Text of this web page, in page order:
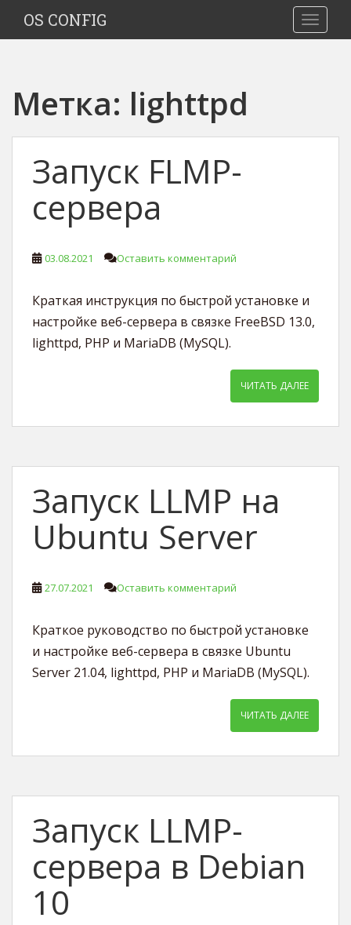
i
OS CONFIG
Метка: lighttpd
Запуск FLMP-
сервера
03.08.2021 Оставить комментарий
Краткая инструкция по быстрой установке и
настройке веб-сервера в связке FreeBSD 13.0,
lighttpd, PHP и MariaDB (MySQL).
ЧИТАТЬ ДАЛЕЕ
Запуск LLMP на
Ubuntu Server
27.07.2021 Оставить комментарий
Краткое руководство по быстрой установке
и настройке веб-сервера в связке Ubuntu
Server 21.04, lighttpd, PHP и MariaDB (MySQL).
ЧИТАТЬ ДАЛЕЕ
Запуск LLMP-
сервера в Debian
10